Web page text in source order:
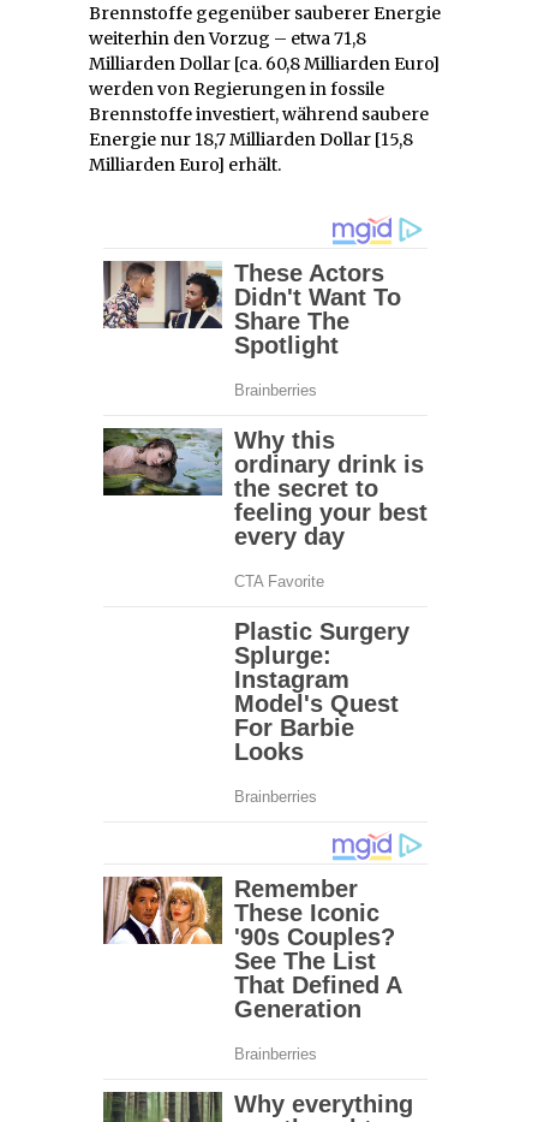
Brennstoffe gegenüber sauberer Energie
weiterhin den Vorzug – etwa 71,8
Milliarden Dollar [ca. 60,8 Milliarden Euro]
werden von Regierungen in fossile
Brennstoffe investiert, während saubere
Energie nur 18,7 Milliarden Dollar [15,8
Milliarden Euro] erhält.